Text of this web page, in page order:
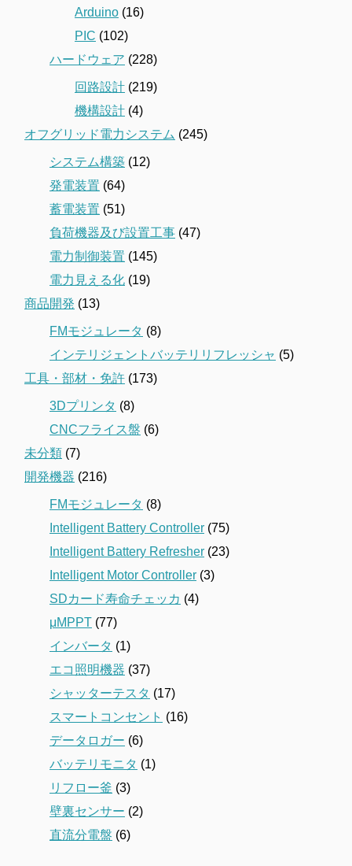
Arduino (16)
PIC (102)
ハードウェア (228)
回路設計 (219)
機構設計 (4)
オフグリッド電力システム (245)
システム構築 (12)
発電装置 (64)
蓄電装置 (51)
負荷機器及び設置工事 (47)
電力制御装置 (145)
電力見える化 (19)
商品開発 (13)
FMモジュレータ (8)
インテリジェントバッテリリフレッシャ (5)
工具・部材・免許 (173)
3Dプリンタ (8)
CNCフライス盤 (6)
未分類 (7)
開発機器 (216)
FMモジュレータ (8)
Intelligent Battery Controller (75)
Intelligent Battery Refresher (23)
Intelligent Motor Controller (3)
SDカード寿命チェッカ (4)
μMPPT (77)
インバータ (1)
エコ照明機器 (37)
シャッターテスタ (17)
スマートコンセント (16)
データロガー (6)
バッテリモニタ (1)
リフロー釜 (3)
壁裏センサー (2)
直流分電盤 (6)